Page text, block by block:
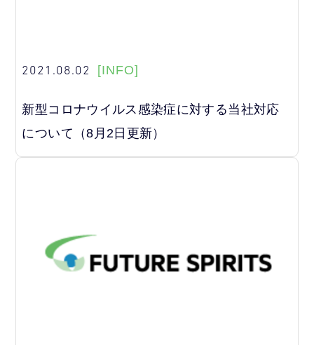
2021.08.02 [INFO]
新型コロナウイルス感染症に対する当社対応
について（8月2日更新）